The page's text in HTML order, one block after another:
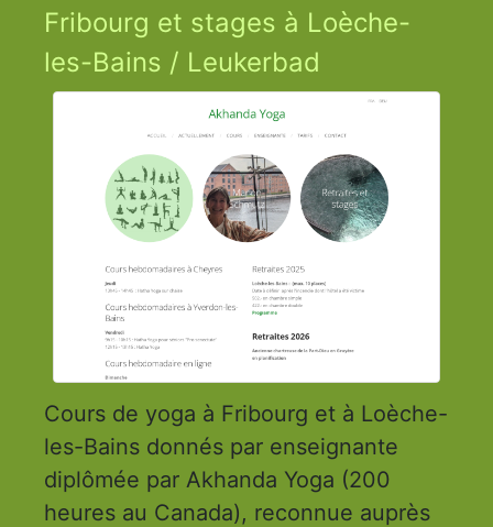
Fribourg et stages à Loèche-
les-Bains / Leukerbad
Cours de yoga à Fribourg et à Loèche-
les-Bains donnés par enseignante
diplômée par Akhanda Yoga (200
heures au Canada), reconnue auprès